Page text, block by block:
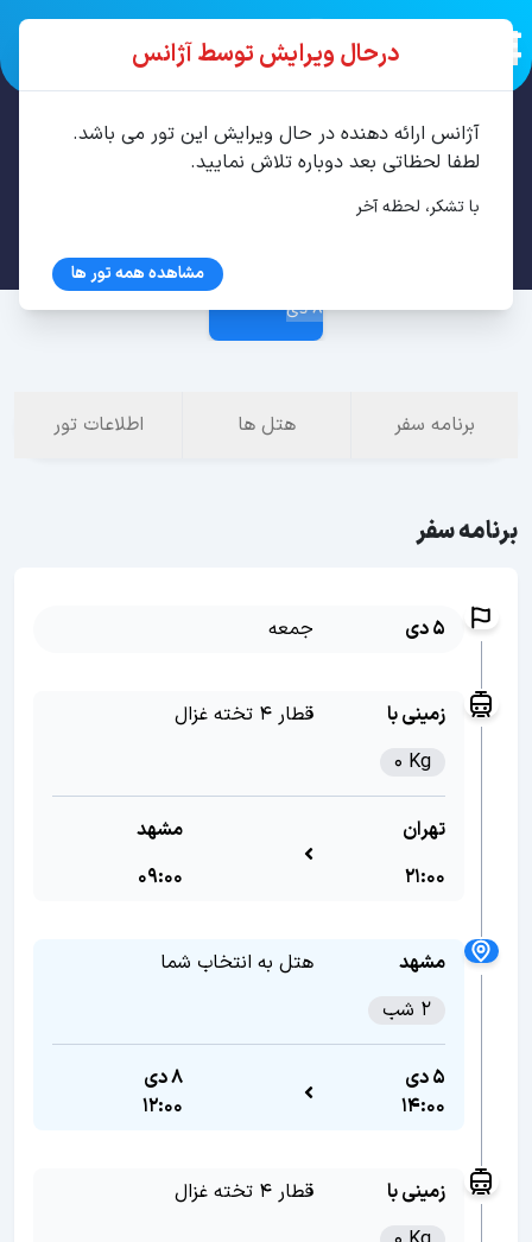
تور مشهد 2 شب دی
8 دی
برنامه سفر هتل ها اطلاعات تور
برنامه سفر
5 دی جمعه
زمینی با
قطار 4 تخته غزال
0 Kg
تهران
21:00
مشهد
09:00
مشهد
هتل به انتخاب شما
2 شب
5 دی
14:00
8 دی
12:00
زمینی با
قطار 4 تخته غزال
درحال ویرایش توسط آژانس
آژانس ارائه دهنده در حال ویرایش این تور می باشد.
لطفا لحظاتی بعد دوباره تلاش نمایید.
با تشکر، لحظه آخر
مشاهده همه تور ها